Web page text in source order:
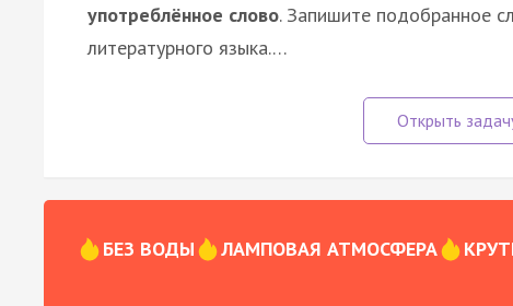
употреблённое слово. Запишите подобранное
литературного языка.…
БЕЗ ВОДЫ ЛАМПОВАЯ АТМОСФЕРА